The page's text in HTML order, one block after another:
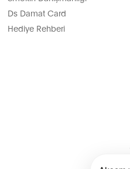
Ds Damat Card
Hediye Rehberi